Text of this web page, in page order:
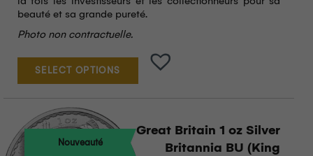
beauté et sa grande pureté.
Photo non contractuelle.
SELECT OPTIONS
Nouveauté
Great Britain 1 oz Silver
Britannia BU (King